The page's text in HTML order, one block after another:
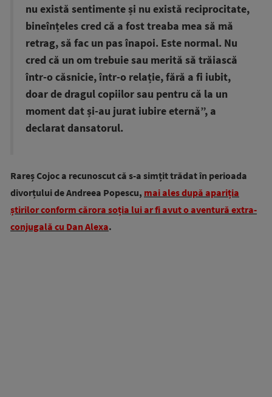
nu există sentimente și nu există reciprocitate,
bineînțeles cred că a fost treaba mea să mă
retrag, să fac un pas înapoi. Este normal. Nu
cred că un om trebuie sau merită să trăiască
într-o căsnicie, într-o relație, fără a fi iubit,
doar de dragul copiilor sau pentru că la un
moment dat și-au jurat iubire eternă”, a
declarat dansatorul.
Rareș Cojoc a recunoscut că s-a simțit trădat în perioada
divorțului de Andreea Popescu, mai ales după apariția
știrilor conform cărora soția lui ar fi avut o aventură extra-
conjugală cu Dan Alexa.